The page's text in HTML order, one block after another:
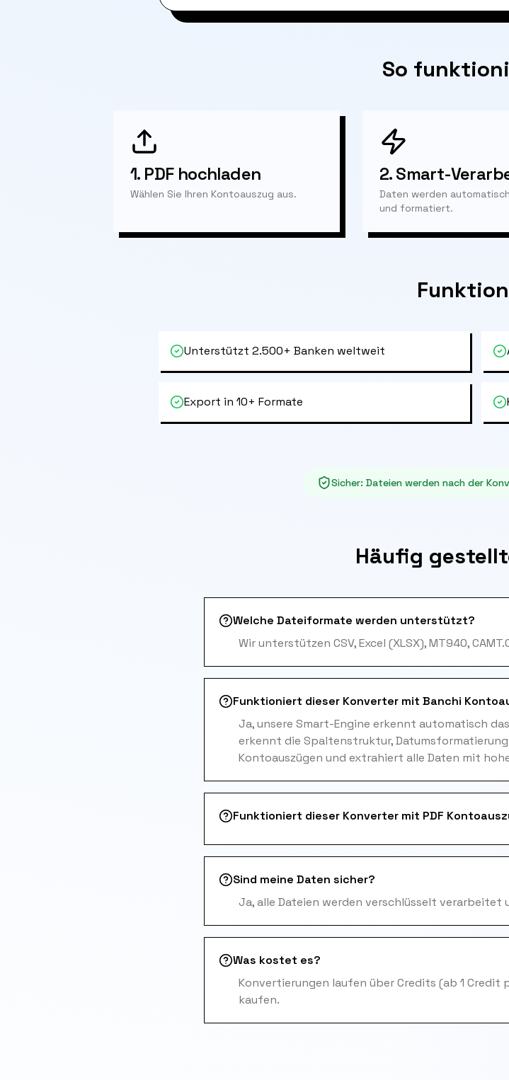
So
1. PDF hochladen
Wählen Sie Ihren Kontoauszug aus.
2.Smart-
Daten werden
und formatiert.
Unterstützt 2.500+ Banken weltweit
Export in 10+ Formate
Sicher: Dateien werden nach der
Häufig
Welche Dateiformate werden unterstützt?
Wir unterstützen CSV, Excel (XLSX), MT940,
Funktioniert dieser Konverter mit Banchi
Ja, unsere Smart-Engine erkennt automatisch
erkennt die Spaltenstruktur,
Kontoauszügen und extrahiert alle Daten mit
Funktioniert dieser Konverter mit PDF
Sind meine Daten sicher?
Ja, alle Dateien werden verschlüsselt
Was kostet es?
Konvertierungen laufen über Credits (ab 1 Credit
kaufen.